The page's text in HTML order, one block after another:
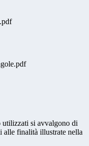
utilizzati si avvalgono di
alle finalità illustrate nella